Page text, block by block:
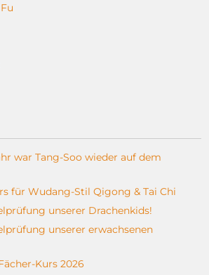
war Tang-Soo wieder auf dem
für Wudang-Stil Qigong & Tai Chi
unserer Drachenkids!
unserer erwachsenen
Kurs 2026